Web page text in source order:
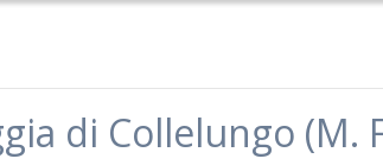
di Collelungo (M.